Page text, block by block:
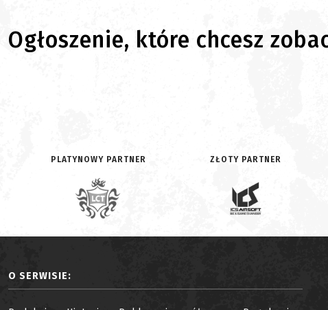
Ogłoszenie, które chcesz
PLATYNOWY PARTNER ZŁOTY PARTNER
O SERWISIE: